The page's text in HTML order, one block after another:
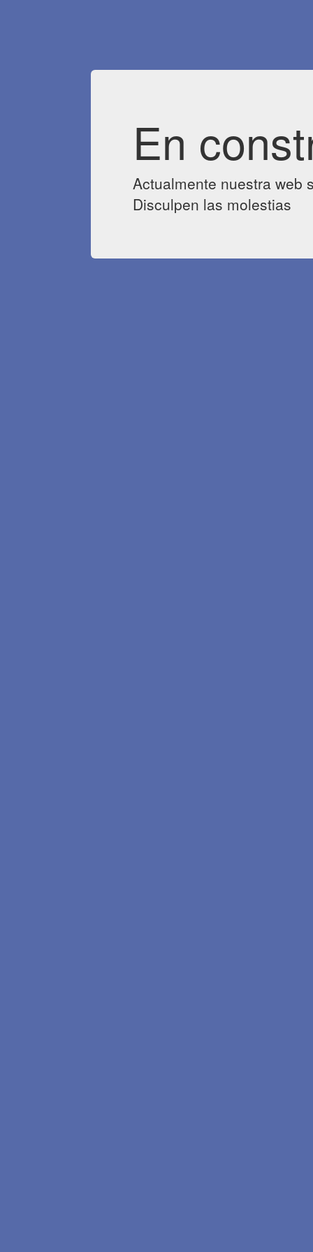
En
Actualmente nuestra web
Disculpen las molestias